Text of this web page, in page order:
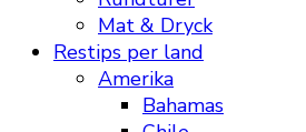
Mat & Dryck
Restips per land
Amerika
Bahamas